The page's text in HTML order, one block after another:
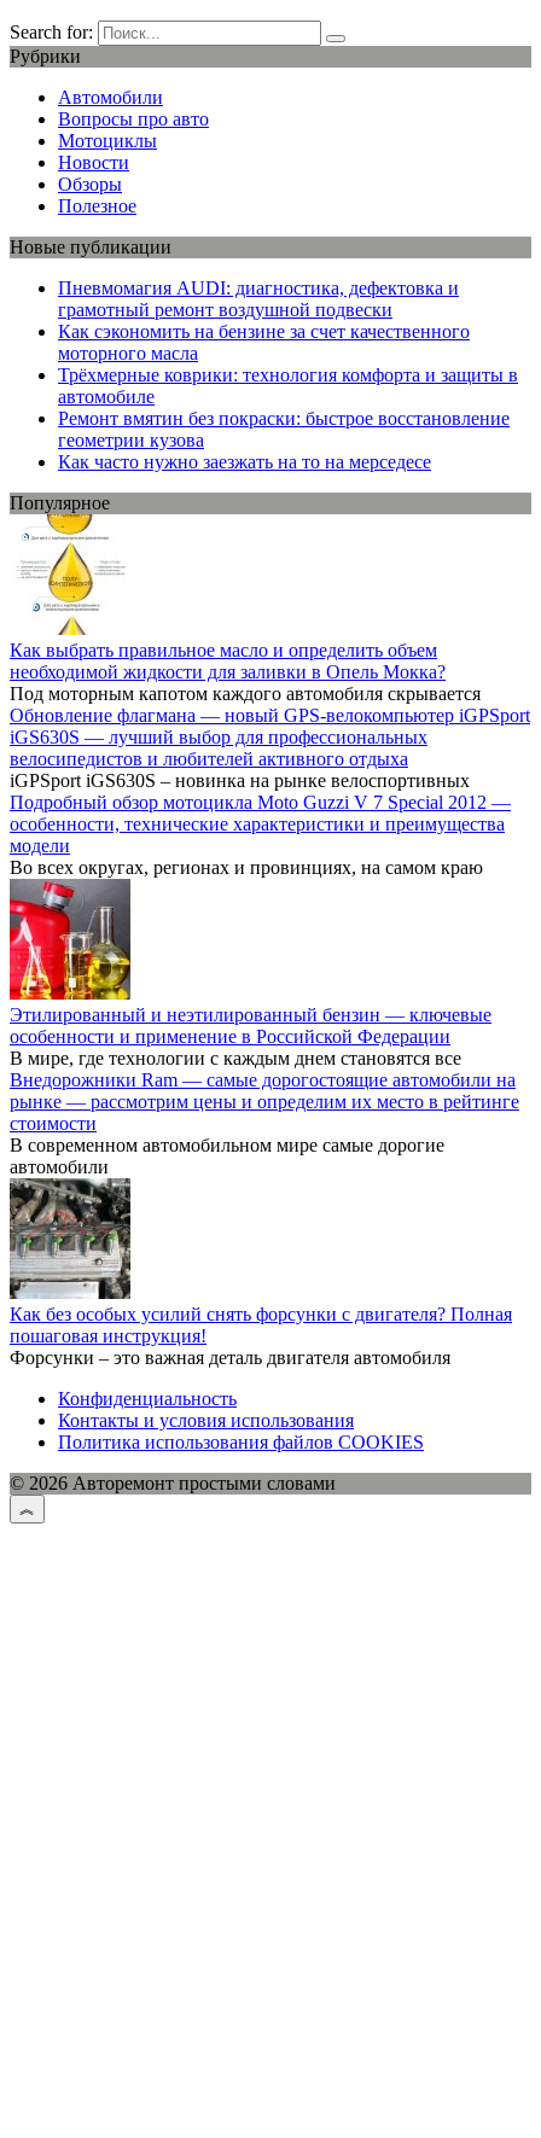
Search for:
Рубрики
Автомобили
Вопросы про авто
Мотоциклы
Новости
Обзоры
Полезное
Новые публикации
Пневмомагия AUDI: диагностика, дефектовка и
грамотный ремонт воздушной подвески
Как сэкономить на бензине за счет качественного
моторного масла
Трёхмерные коврики: технология комфорта и защиты в
автомобиле
Ремонт вмятин без покраски: быстрое восстановление
геометрии кузова
Как часто нужно заезжать на то на мерседесе
Популярное
Как выбрать правильное масло и определить объем
необходимой жидкости для заливки в Опель Мокка?
Под моторным капотом каждого автомобиля скрывается
Обновление флагмана — новый GPS-велокомпьютер iGPSport
iGS630S — лучший выбор для профессиональных
велосипедистов и любителей активного отдыха
iGPSport iGS630S – новинка на рынке велоспортивных
Подробный обзор мотоцикла Moto Guzzi V 7 Special 2012 —
особенности, технические характеристики и преимущества
модели
Во всех округах, регионах и провинциях, на самом краю
Этилированный и неэтилированный бензин — ключевые
особенности и применение в Российской Федерации
В мире, где технологии с каждым днем становятся все
Внедорожники Ram — самые дорогостоящие автомобили на
рынке — рассмотрим цены и определим их место в рейтинге
стоимости
В современном автомобильном мире самые дорогие
автомобили
Как без особых усилий снять форсунки с двигателя? Полная
пошаговая инструкция!
Форсунки – это важная деталь двигателя автомобиля
Конфиденциальность
Контакты и условия использования
Политика использования файлов COOKIES
© 2026 Авторемонт простыми словами